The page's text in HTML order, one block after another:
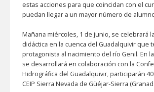
estas acciones para que coincidan con el
puedan llegar a un mayor número de
Mañana miércoles, 1 de junio, se celebrará
didáctica en la cuenca del Guadalquivir que
protagonista al nacimiento del río Genil. En
se desarrollará en colaboración con la
Hidrográfica del Guadalquivir, participarán
CEIP Sierra Nevada de Güéjar-Sierra